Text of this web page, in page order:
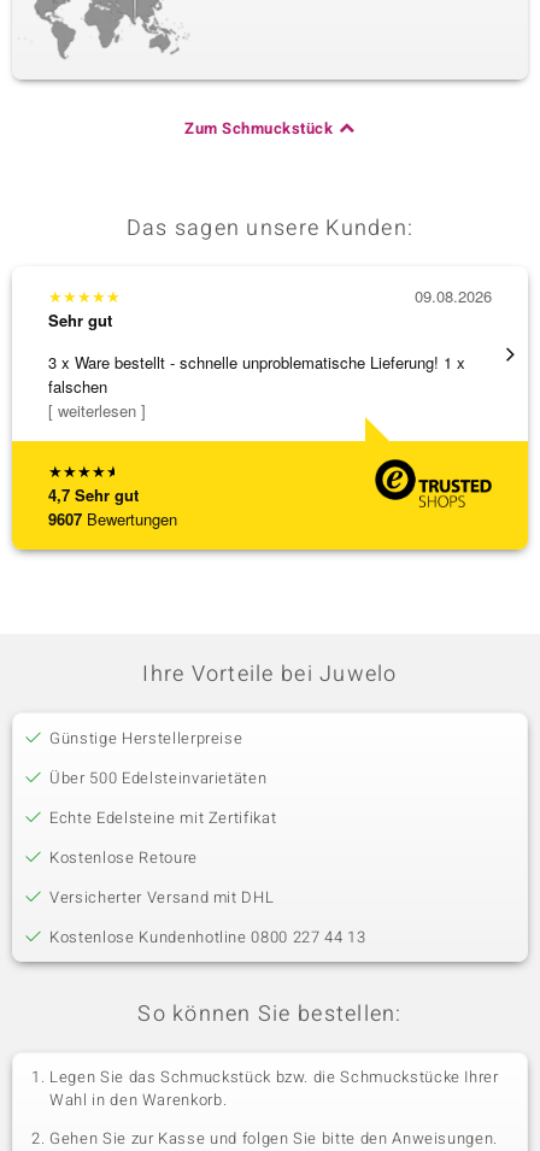
Zum Schmuckstück
Das sagen unsere Kunden:
★★★★★
4,7 Sehr gut
9607 Bewertungen
★★★★★
Sehr gut
3 x Ware bestellt - schnelle unproblematische Lieferung! 1 x
falschen
[ weiterlesen ]
09.08.2026
Ihre Vorteile bei Juwelo
Günstige Herstellerpreise
Über 500 Edelsteinvarietäten
Echte Edelsteine mit Zertifikat
Kostenlose Retoure
Versicherter Versand mit DHL
Kostenlose Kundenhotline 0800 227 44 13
So können Sie bestellen:
Legen Sie das Schmuckstück bzw. die Schmuckstücke Ihrer
Wahl in den Warenkorb.
Gehen Sie zur Kasse und folgen Sie bitte den Anweisungen.